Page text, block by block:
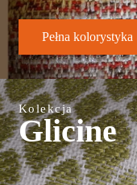
Pełna kolorystyka
Kolekcja
Glicine